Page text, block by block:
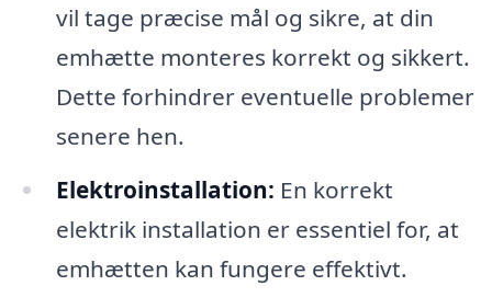
vil tage præcise mål og sikre, at din
emhætte monteres korrekt og sikkert.
Dette forhindrer eventuelle problemer
senere hen.
Elektroinstallation: En korrekt
elektrik installation er essentiel for, at
emhætten kan fungere effektivt.